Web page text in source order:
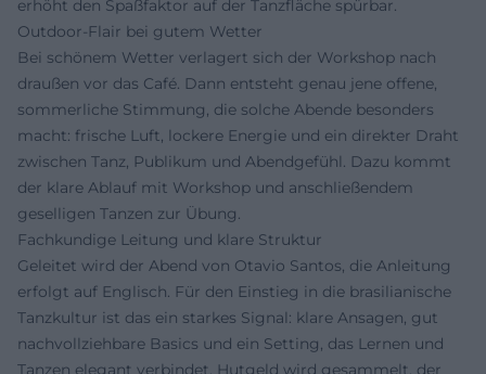
erhöht den Spaßfaktor auf der Tanzfläche spürbar.
Outdoor-Flair bei gutem Wetter
Bei schönem Wetter verlagert sich der Workshop nach
draußen vor das Café. Dann entsteht genau jene offene,
sommerliche Stimmung, die solche Abende besonders
macht: frische Luft, lockere Energie und ein direkter Draht
zwischen Tanz, Publikum und Abendgefühl. Dazu kommt
der klare Ablauf mit Workshop und anschließendem
geselligen Tanzen zur Übung.
Fachkundige Leitung und klare Struktur
Geleitet wird der Abend von Otavio Santos, die Anleitung
erfolgt auf Englisch. Für den Einstieg in die brasilianische
Tanzkultur ist das ein starkes Signal: klare Ansagen, gut
nachvollziehbare Basics und ein Setting, das Lernen und
Tanzen elegant verbindet. Hutgeld wird gesammelt, der